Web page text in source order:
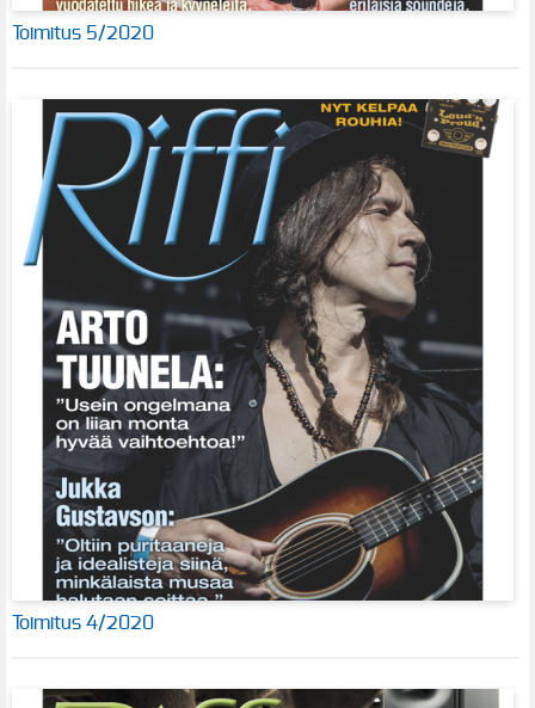
Toimitus 5/2020
Toimitus 4/2020